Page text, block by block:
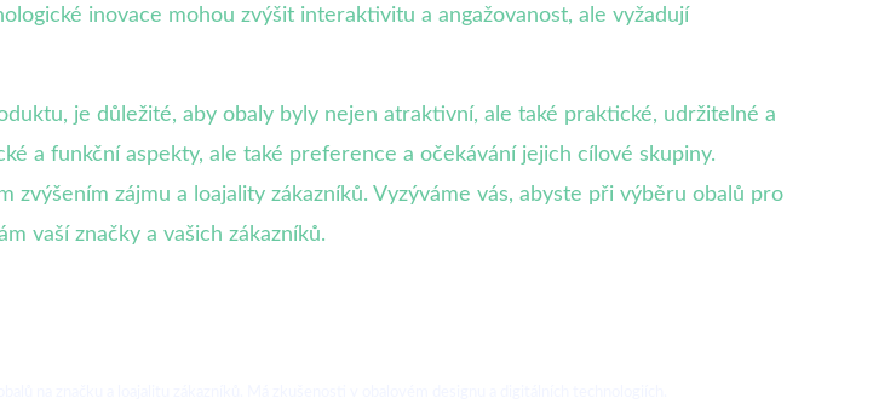
inovace mohou zvýšit interaktivitu a angažovanost, ale vyžadují
je důležité, aby obaly byly nejen atraktivní, ale také praktické, udržitelné a
a funkční aspekty, ale také preference a očekávání jejich cílové skupiny.
zájmu a loajality zákazníků. Vyzýváme vás, abyste při výběru obalů pro
vaší značky a vašich zákazníků.